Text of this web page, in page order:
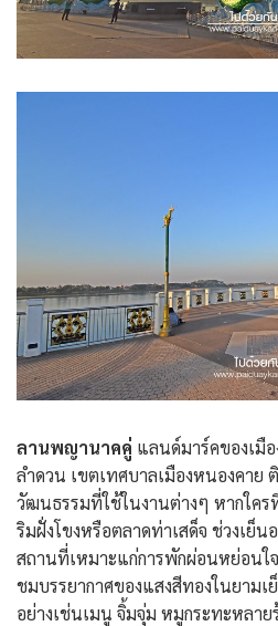
ลานพญานาคคู่ แลนด์มาร์คของเมื
ลำดวน เขตเทศบาลเมืองหนองคาย
วัฒนธรรมที่ใช้ในงานต่างๆ หากใคร
ริมฝั่งโขงหรือตลาดท่าเสด็จ ช่วงเย็
สถานที่เหมาะแก่การพักผ่อนหย่อนใ
ชมบรรยากาศของแสงสีทองในยาม
อย่างเช่นเมนู จิ้มจุ่ม หมูกระทะหลาย